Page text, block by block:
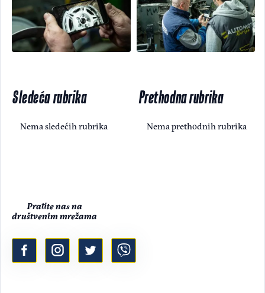
Sledeća rubrika
Nema sledećih rubrika
Prethodna rubrika
Nema prethodnih rubrika
Pratite nas na
društvenim mrežama